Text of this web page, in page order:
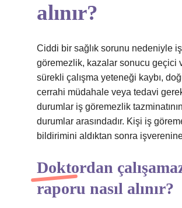
alınır?
Ciddi bir sağlık sorunu nedeniyle iş
göremezlik, kazalar sonucu geçici
sürekli çalışma yeteneği kaybı,
cerrahi müdahale veya tedavi
durumlar iş göremezlik
durumlar arasındadır. Kişi iş
bildirimini aldıktan sonra
Doktordan
raporu nasıl alınır?